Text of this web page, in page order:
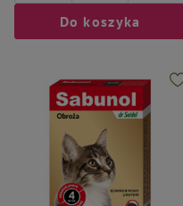
Do koszyka